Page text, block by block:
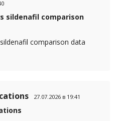
sildenafil comparison
comparison data
27.07.2026 в 19:41